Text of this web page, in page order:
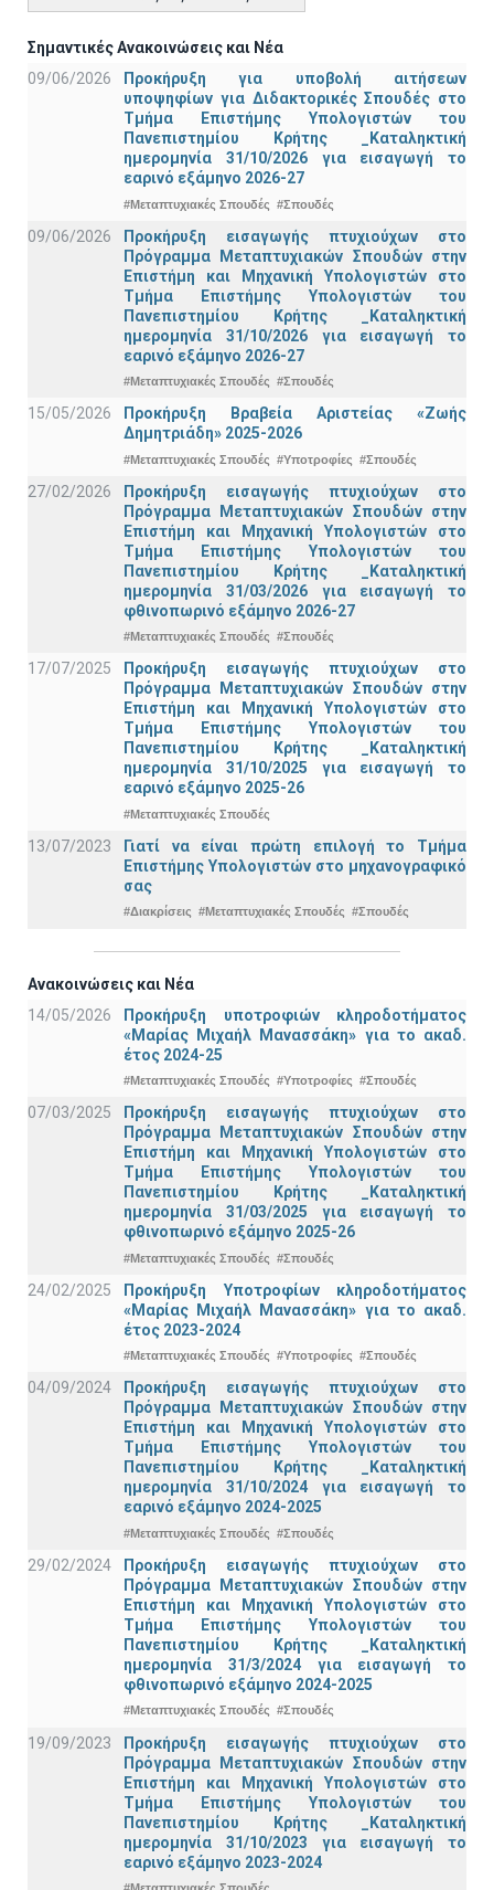
Σημαντικές Ανακοινώσεις και Νέα
09/06/2026
Προκήρυξη για υποβολή αιτήσεων
υποψηφίων για Διδακτορικές Σπουδές στο
Τμήμα Eπιστήμης Υπολογιστών του
Πανεπιστημίου Κρήτης _Καταληκτική
ημερομηνία 31/10/2026 για εισαγωγή το
εαρινό εξάμηνο 2026-27
#Μεταπτυχιακές Σπουδές #Σπουδές
09/06/2026
Προκήρυξη εισαγωγής πτυχιούχων στo
Πρόγραμμα Μεταπτυχιακών Σπουδών στην
Επιστήμη και Μηχανική Υπολογιστών στο
Τμήμα Eπιστήμης Υπολογιστών του
Πανεπιστημίου Κρήτης _Καταληκτική
ημερομηνία 31/10/2026 για εισαγωγή το
εαρινό εξάμηνο 2026-27
#Μεταπτυχιακές Σπουδές #Σπουδές
15/05/2026
Προκήρυξη Βραβεία Αριστείας «Ζωής
Δημητριάδη» 2025-2026
#Μεταπτυχιακές Σπουδές #Υποτροφίες #Σπουδές
27/02/2026
Προκήρυξη εισαγωγής πτυχιούχων στo
Πρόγραμμα Μεταπτυχιακών Σπουδών στην
Επιστήμη και Μηχανική Υπολογιστών στο
Τμήμα Eπιστήμης Υπολογιστών του
Πανεπιστημίου Κρήτης _Καταληκτική
ημερομηνία 31/03/2026 για εισαγωγή το
φθινοπωρινό εξάμηνο 2026-27
#Μεταπτυχιακές Σπουδές #Σπουδές
17/07/2025
Προκήρυξη εισαγωγής πτυχιούχων στo
Πρόγραμμα Μεταπτυχιακών Σπουδών στην
Επιστήμη και Μηχανική Υπολογιστών στο
Τμήμα Eπιστήμης Υπολογιστών του
Πανεπιστημίου Κρήτης _Καταληκτική
ημερομηνία 31/10/2025 για εισαγωγή το
εαρινό εξάμηνο 2025-26
#Μεταπτυχιακές Σπουδές
13/07/2023
Γιατί να είναι πρώτη επιλογή το Τμήμα
Επιστήμης Υπολογιστών στο μηχανογραφικό
σας
#Διακρίσεις #Μεταπτυχιακές Σπουδές #Σπουδές
Ανακοινώσεις και Νέα
14/05/2026
Προκήρυξη υποτροφιών κληροδοτήματος
«Μαρίας Μιχαήλ Μανασσάκη» για το ακαδ.
έτος 2024-25
#Μεταπτυχιακές Σπουδές #Υποτροφίες #Σπουδές
07/03/2025
Προκήρυξη εισαγωγής πτυχιούχων στo
Πρόγραμμα Μεταπτυχιακών Σπουδών στην
Επιστήμη και Μηχανική Υπολογιστών στο
Τμήμα Eπιστήμης Υπολογιστών του
Πανεπιστημίου Κρήτης _Καταληκτική
ημερομηνία 31/03/2025 για εισαγωγή το
φθινοπωρινό εξάμηνο 2025-26
#Μεταπτυχιακές Σπουδές #Σπουδές
24/02/2025
Προκήρυξη Υποτροφίων κληροδοτήματος
«Μαρίας Μιχαήλ Μανασσάκη» για το ακαδ.
έτος 2023-2024
#Μεταπτυχιακές Σπουδές #Υποτροφίες #Σπουδές
04/09/2024
Προκήρυξη εισαγωγής πτυχιούχων στo
Πρόγραμμα Μεταπτυχιακών Σπουδών στην
Επιστήμη και Μηχανική Υπολογιστών στο
Τμήμα Eπιστήμης Υπολογιστών του
Πανεπιστημίου Κρήτης _Καταληκτική
ημερομηνία 31/10/2024 για εισαγωγή το
εαρινό εξάμηνο 2024-2025
#Μεταπτυχιακές Σπουδές #Σπουδές
29/02/2024
Προκήρυξη εισαγωγής πτυχιούχων στo
Πρόγραμμα Μεταπτυχιακών Σπουδών στην
Επιστήμη και Μηχανική Υπολογιστών στο
Τμήμα Eπιστήμης Υπολογιστών του
Πανεπιστημίου Κρήτης _Καταληκτική
ημερομηνία 31/3/2024 για εισαγωγή το
φθινοπωρινό εξάμηνο 2024-2025
#Μεταπτυχιακές Σπουδές #Σπουδές
19/09/2023
Προκήρυξη εισαγωγής πτυχιούχων στo
Πρόγραμμα Μεταπτυχιακών Σπουδών στην
Επιστήμη και Μηχανική Υπολογιστών στο
Τμήμα Eπιστήμης Υπολογιστών του
Πανεπιστημίου Κρήτης _Καταληκτική
ημερομηνία 31/10/2023 για εισαγωγή το
εαρινό εξάμηνο 2023-2024